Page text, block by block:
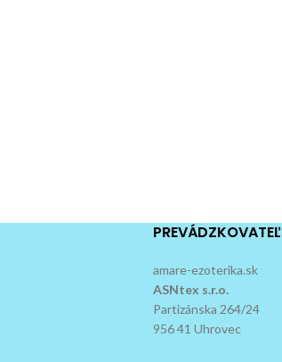
PREVÁDZKOVATEĽ
amare-ezoterika.sk
ASNtex s.r.o.
Partizánska 264/24
956 41 Uhrovec